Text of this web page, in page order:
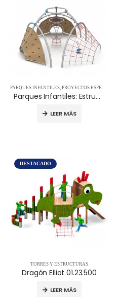
PARQUES INFANTILES PROYECTOS ESPECIALES
Parques Infantiles: Estructuras de esclada Pantheon 4
LEER MÁS
DESTACADO
TORRES Y ESTRUCTURAS
Dragón Elliot 01.23.500
LEER MÁS